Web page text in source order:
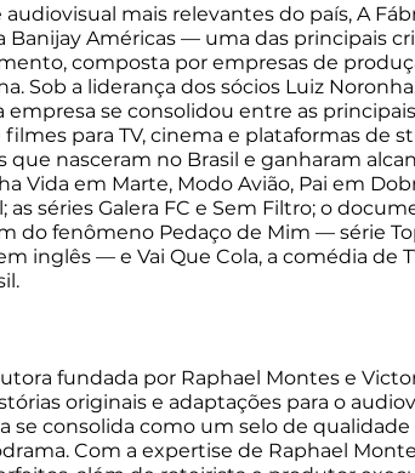
mais relevantes do país, A
Banijay Américas — uma das principais
composta por empresas de
Sob a liderança dos sócios Luiz
empresa se consolidou entre as
para TV, cinema e plataformas de
nasceram no Brasil e ganharam
Vida em Marte, Modo Avião, Pai em
séries Galera FC e Sem Filtro; o
do fenômeno Pedaço de Mim — série
inglês — e Vai Que Cola, a comédia de
fundada por Raphael Montes e
originais e adaptações para o
se consolida como um selo de qualidade
Com a expertise de Raphael